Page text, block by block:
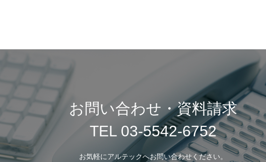
お問い合わせ・資料請求
TEL 03-5542-6752
お気軽にアルテックへお問い合わせください。